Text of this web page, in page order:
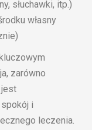
słuchawki, itp.)
własny
zarówno
jest
i
leczenia.